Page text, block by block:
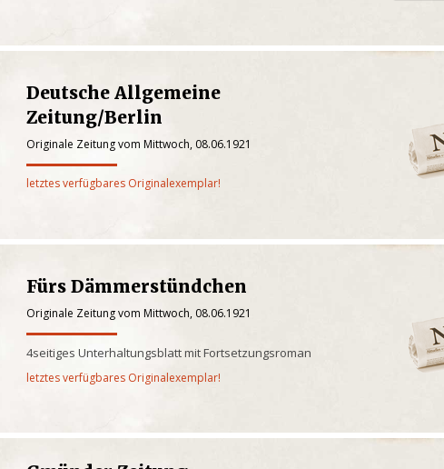
Deutsche Allgemeine
Zeitung/Berlin
Originale Zeitung vom Mittwoch, 08.06.1921
letztes verfügbares Originalexemplar!
Fürs Dämmerstündchen
Originale Zeitung vom Mittwoch, 08.06.1921
4seitiges Unterhaltungsblatt mit Fortsetzungsroman
letztes verfügbares Originalexemplar!